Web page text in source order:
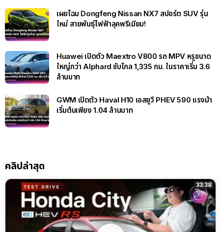
เผยโฉม Dongfeng Nissan NX7 สปอร์ต SUV รุ่น
ใหม่ สายพันธุ์ไฟฟ้าลุคพรีเมียม!
Huawei เปิดตัว Maextro V800 รถ MPV หรูขนาด
ใหญ่กว่า Alphard ขับไกล 1,335 กม. ในราคาเริ่ม 3.6
ล้านบาท
GWM เปิดตัว Haval H10 เอสยูวี PHEV 590 แรงม้า
เริ่มต้นเพียง 1.04 ล้านบาท
คลิปล่าสุด
33:38